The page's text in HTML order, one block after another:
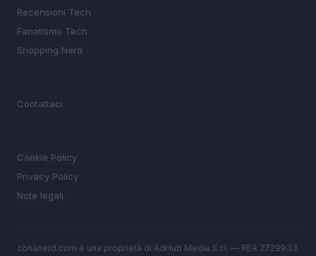
Recensioni Tech
Fanatismo Tech
Shopping Nerd
Contattaci
Cookie Policy
Privacy Policy
Note legali
zonanerd.com è una proprietà di AdHub Media S.r.l. — REA 2729933